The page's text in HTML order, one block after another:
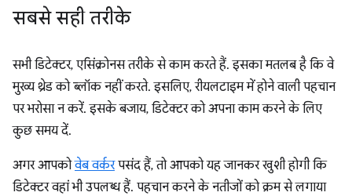
सबसे सही तरीके
सभी डिटेक्टर, एसिंक्रोनस तरीके से काम करते हैं. इसका मतलब है कि वे
मुख्य थ्रेड को ब्लॉक नहीं करते. इसलिए, रीयलटाइम में होने वाली पहचान
पर भरोसा न करें. इसके बजाय, डिटेक्टर को अपना काम करने के लिए
कुछ समय दें.
अगर आपकोवेब वर्करपसंद हैं, तो आपको यह जानकर खुशी होगी कि
डिटेक्टर वहां भी उपलब्ध हैं. पहचान करने के नतीजों को क्रम से लगाया